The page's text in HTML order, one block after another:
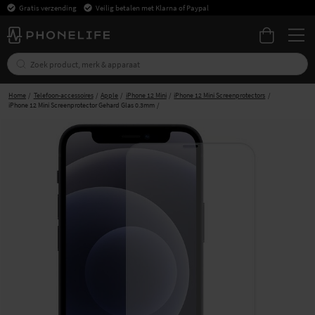
Gratis verzending Veilig betalen met Klarna of Paypal
Home Telefoon-accessoires Apple iPhone 12 Mini
iPhone 12 Mini Screenprotectors
iPhone 12 Mini Screenprotector Gehard Glas 0.3mm